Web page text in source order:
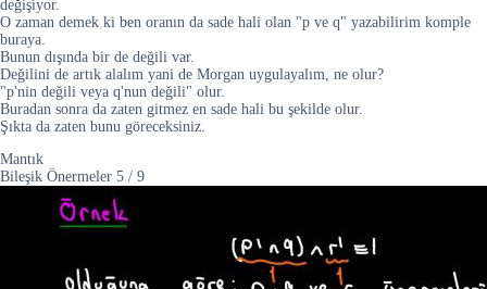
değişiyor.
O zaman demek ki ben oranın da sade hali olan "p ve q" yazabilirim komple
buraya.
Bunun dışında bir de değili var.
Değilini de artık alalım yani de Morgan uygulayalım, ne olur?
"p'nin değili veya q'nun değili" olur.
Buradan sonra da zaten gitmez en sade hali bu şekilde olur.
Şıkta da zaten bunu göreceksiniz.
Mantık
Bileşik Önermeler 5 / 9